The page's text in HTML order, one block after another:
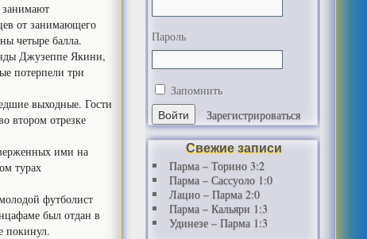
занимают
от занимающего
четыре балла.
Джузеппе Якини,
потерпели три
выходные. Гости
втором отрезке
ими на
турах
футболист
был отдан в
покинул.
Пароль
Запомнить
Зарегистрироваться
Свежие записи
Парма – Торино 3:2
Парма – Сассуоло 1:0
Лацио – Парма 2:0
Парма – Кальяри 1:3
Удинезе – Парма 1:3